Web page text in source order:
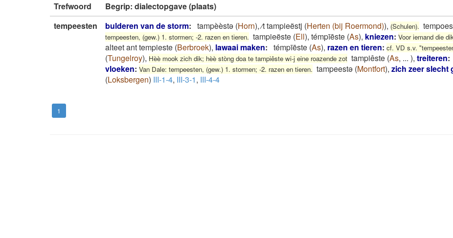
Trefwoord Begrip: dialectopgave (plaats)
tempeesten
bulderen van de storm: tampèèstə (Horn),⁄t tampieëstj (Herten (bij Roermond)), (Schulen).
tempeesten, (gew.) 1. stormen; -2. razen en tieren. tampieëste (Ell), témpīēste (As), kniezen: Voor iemand die
alteet ant tempieste (Berbroek), lawaai maken: témpīēste (As), razen en tieren: cf. VD s.v.
(Tungelroy), Hèè mook zich dik; hèè stòng doa te tampiêste wi-j eine roazende zot tampiêste (As, ... ), treiteren:
vloeken: Van Dale: tempeesten, (gew.) 1. stormen; -2. razen en tieren. tampeestə (Montfort), zich zeer slecht
(Loksbergen) III-1-4, III-3-1, III-4-4
1